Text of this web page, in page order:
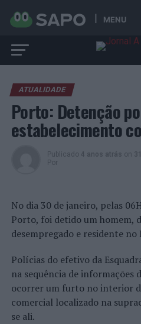
MENU
ATUALIDADE
Porto: Detenção
estabelecimento
Publicado 4 anos atrás on
Por
No dia 30 de janeiro, pelas
Porto, foi detido um homem,
desempregado e residente no
Polícias do efetivo da
na sequência de informações
ocorrer um furto no interior
comercial localizado na
se ali.